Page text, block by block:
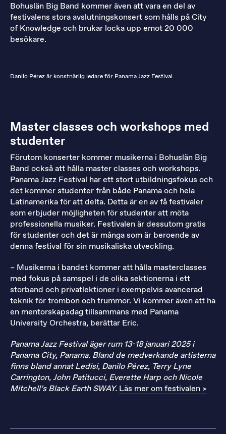
Bohuslän Big Band kommer även att vara en del av
festivalens stora avslutningskonsert som hålls på City
of Knowledge och brukar locka upp emot 20 000
besökare.
Danilo Pérez är konstnärlig ledare för Panama Jazz Festival.
Master classes och workshops med
studenter
Förutom konserter kommer musikerna i Bohuslän Big
Band också att hålla master classes och workshops.
Panama Jazz Festival har ett stort utbildningsfokus och
det kommer studenter från både Panama och hela
Latinamerika för att delta. Detta är en av få festivaler
som erbjuder möjligheten för studenter att möta
professionella musiker. Festivalen är dessutom gratis
för studenter och det är många som är beroende av
denna festival för sin musikaliska utveckling.
– Musikerna i bandet kommer att hålla masterclasses
med fokus på samspel i de olika sektionerna i ett
storband och privatlektioner i exempelvis avancerad
teknik för trombon och trummor. Vi kommer även att ha
en mentorskapsdag tillsammans med Panama
University Orchestra, berättar Eric.
Panama Jazz Festival äger rum 13-18 januari 2025 i
Panama City, Panama. Bland de medverkande artisterna
finns bland annat Ledisi, Danilo Pérez, Terry Lyne
Carrington, John Patitucci, Everette Harp och Nicole
Mitchell’s Black Earth SWAY. Läs mer om festivalen >